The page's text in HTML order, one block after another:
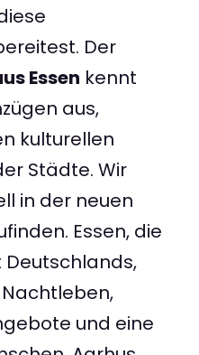
Der
Essen kennt
aus,
kulturellen
Städte. Wir
in der neuen
Essen, die
und eine